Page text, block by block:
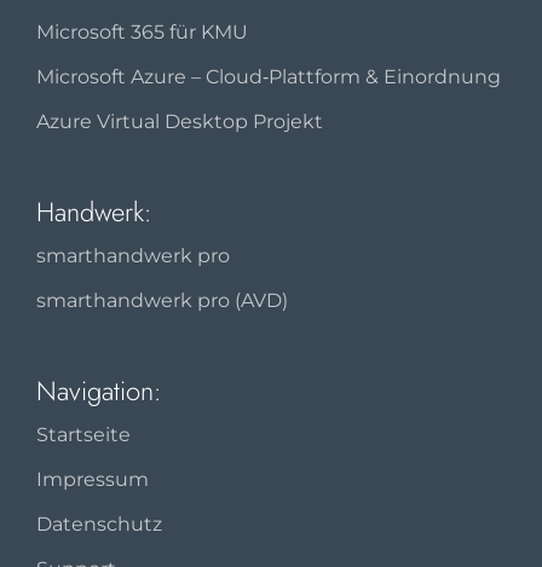
Microsoft 365 für KMU
Microsoft Azure – Cloud‑Plattform & Einordnung
Azure Virtual Desktop Projekt
Handwerk:
smarthandwerk pro
smarthandwerk pro (AVD)
Navigation:
Startseite
Impressum
Datenschutz